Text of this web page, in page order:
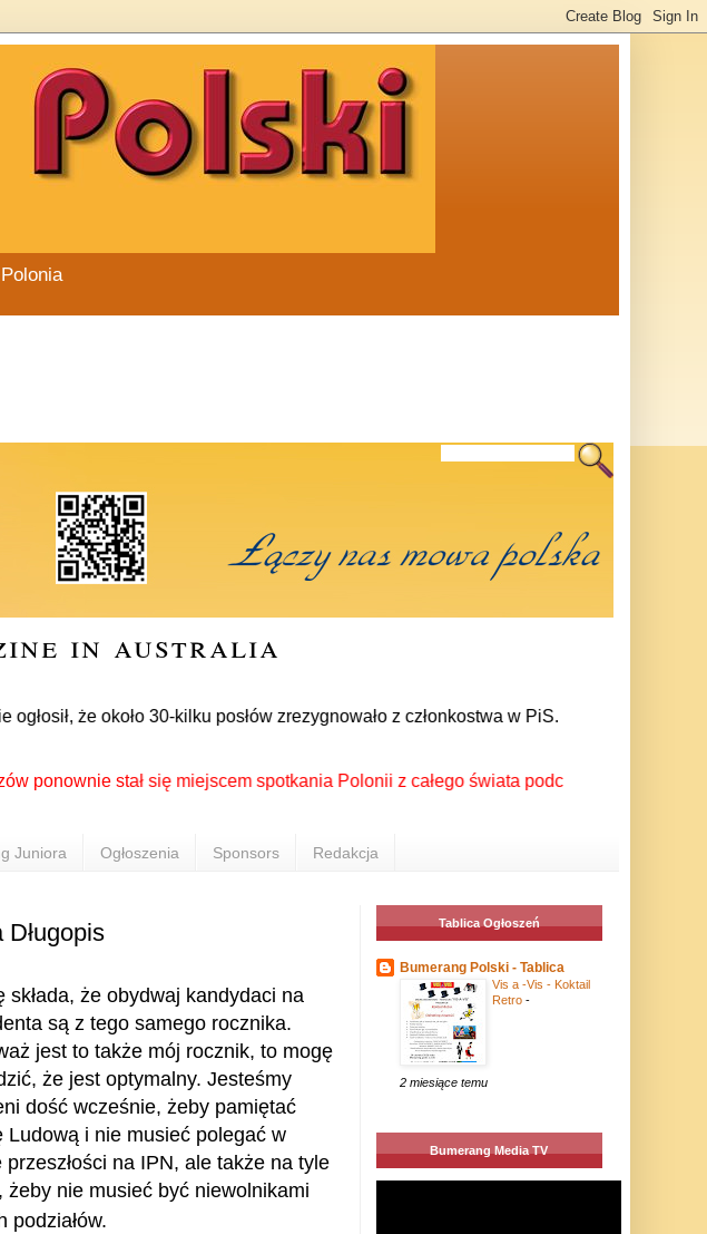
in australia
że około 30-kilku posłów zrezygnowało z członkostwa w PiS. Bezpośrednią
ponownie stał się miejscem spotkania Polonii z całego świata podczas XX
Juniora Ogłoszenia Sponsors Redakcja
składa, że obydwaj kandydaci na
są z tego samego rocznika.
jest to także mój rocznik, to mogę
że jest optymalny. Jesteśmy
dość wcześnie, żeby pamiętać
Ludową i nie musieć polegać w
przeszłości na IPN, ale także na tyle
żeby nie musieć być niewolnikami
podziałów.
Tablica Ogłoszeń
Bumerang Polski - Tablica
Vis a -Vis - Koktail
Retro -
2 miesiące temu
Bumerang Media TV